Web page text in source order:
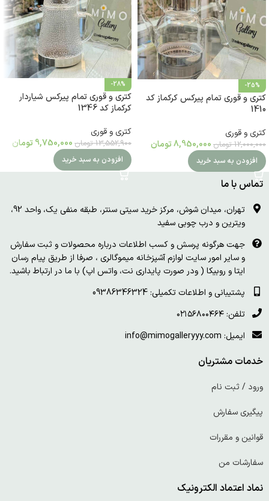
-25%
کتری و قوری تمام پیرکس کرکماز کد
1410
کتری و قوری
12,000,000 تومان 8,950,000تومان
افزودن به سبد خرید
-28%
کتری و قوری تمام پیرکس شیاردار
کرکماز کد 1346
کتری و قوری
13,552,900 تومان 9,750,000 تومان
افزودن به سبد خرید
تماس با ما
تهران، میدان شوش، مرکز خرید سیتی سنتر، طبقه منفی یک، واحد 92،
ویترین و درب چوبی سفید
جهت هرگونه پرسش و کسب اطلاعات درباره محصولات و ثبت سفارش
و سایر امور سایت لوازم آشپزخانه میموگالری ، صرفا از طریق پیام رسان
ایتا و روبیکا ( ودر صورت پایداری نت، واتس اپ) با ما در ارتباط باشید.
پشتیبانی و اطلاعات تکمیلی: 09386346324
تلفن: ۰۲۱۵۶۸۰۰۴۶۴
ایمیل: info@mimogalleryyy.com
خدمات مشتریان
ورود / ثبت نام
پیگیری سفارش
قوانین و مقررات
سفارشات من
نماد اعتماد الکترونیک